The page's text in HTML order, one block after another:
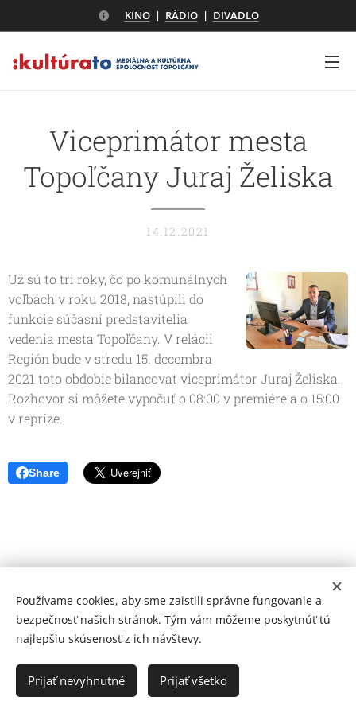
KINO| RÁDIO| DIVADLO
Viceprimátor mesta
Topoľčany Juraj Želiska
14.12.2021
Už sú to tri roky, čo po komunálnych
voľbách v roku 2018, nastúpili do
funkcie súčasní predstavitelia
vedenia mesta Topoľčany. V relácii
Región bude v stredu 15. decembra
2021 toto obdobie bilancovať viceprimátor Juraj Želiska.
Rozhovor si môžete vypočuť o 08:00 v premiére a o 15:00
v repríze.
Share
© 2026 Mediálna a kultúrna spoločnosť Topoľčany, s.r.o.
Ochrana osobných údajov
www.kulturato.sk
Cookies
Používame cookies, aby sme zaistili správne fungovanie a
bezpečnosť našich stránok. Tým vám môžeme poskytnúť tú
najlepšiu skúsenosť z ich návštevy.
Prijať nevyhnutné Prijať všetko